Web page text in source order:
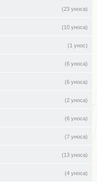
(23 уноса)
(10 уноса)
(1 унос)
(6 уноса)
(6 уноса)
(2 уноса)
(6 уноса)
(7 уноса)
(13 уноса)
(4 уноса)